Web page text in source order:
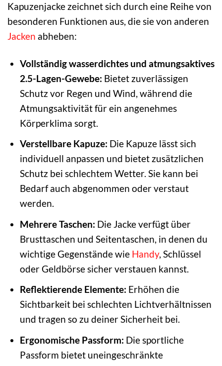
Kapuzenjacke zeichnet sich durch eine Reihe von
besonderen Funktionen aus, die sie von anderen
Jacken abheben:
Vollständig wasserdichtes und atmungsaktives
2.5-Lagen-Gewebe: Bietet zuverlässigen
Schutz vor Regen und Wind, während die
Atmungsaktivität für ein angenehmes
Körperklima sorgt.
Verstellbare Kapuze: Die Kapuze lässt sich
individuell anpassen und bietet zusätzlichen
Schutz bei schlechtem Wetter. Sie kann bei
Bedarf auch abgenommen oder verstaut
werden.
Mehrere Taschen: Die Jacke verfügt über
Brusttaschen und Seitentaschen, in denen du
wichtige Gegenstände wie Handy, Schlüssel
oder Geldbörse sicher verstauen kannst.
Reflektierende Elemente: Erhöhen die
Sichtbarkeit bei schlechten Lichtverhältnissen
und tragen so zu deiner Sicherheit bei.
Ergonomische Passform: Die sportliche
Passform bietet uneingeschränkte